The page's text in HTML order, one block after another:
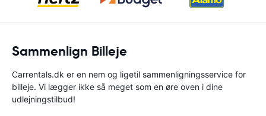
Sammenlign Billeje
Carrentals.dk er en nem og ligetil sammenligningsservice for
billeje. Vi lægger ikke så meget som en øre oven i dine
udlejningstilbud!